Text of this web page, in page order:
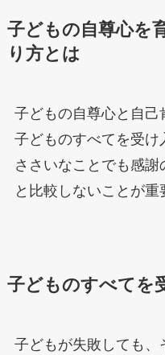
子どもの自尊心を
り方とは
子どもの自尊心と自己
子どものすべてを受け
ささいなことでも感
と比較しないことが重
子どものすべてを
子どもが失敗しても、